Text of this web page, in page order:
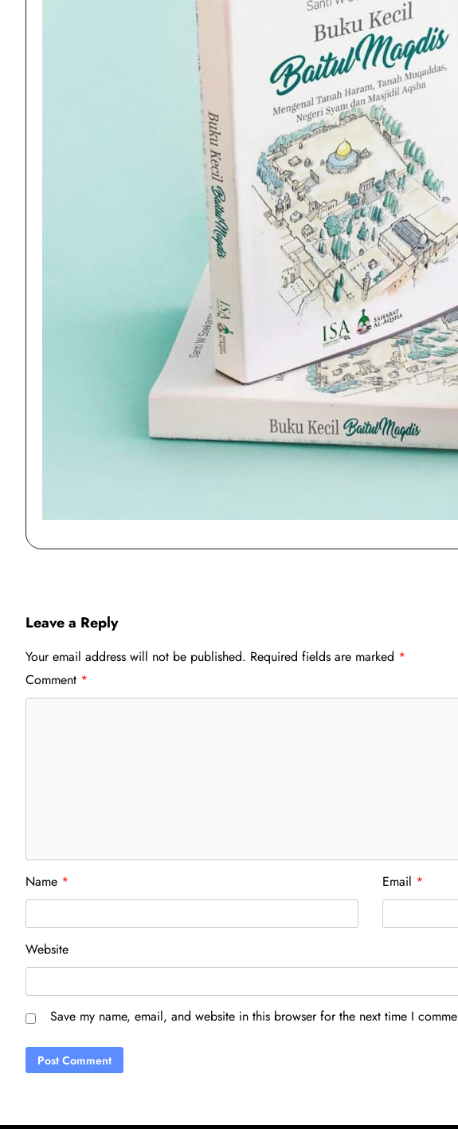
Leave a Reply
Your email address will not be published. Required fields are marked *
Comment *
Name * Email *
Website
Save my name, email, and website in this browser for the next time I